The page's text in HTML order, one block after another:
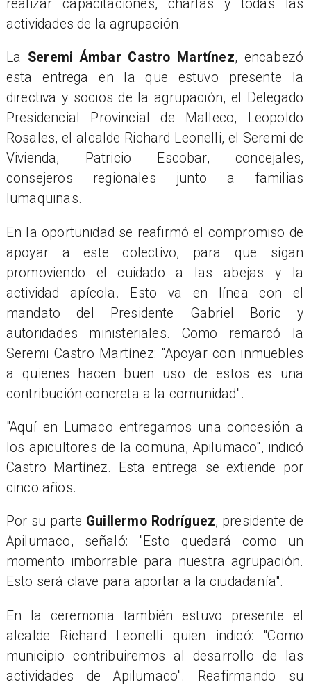
realizar capacitaciones, charlas y todas las
actividades de la agrupación.
La Seremi Ámbar Castro Martínez, encabezó
esta entrega en la que estuvo presente la
directiva y socios de la agrupación, el Delegado
Presidencial Provincial de Malleco, Leopoldo
Rosales, el alcalde Richard Leonelli, el Seremi de
Vivienda, Patricio Escobar, concejales,
consejeros regionales junto a familias
lumaquinas.
En la oportunidad se reafirmó el compromiso de
apoyar a este colectivo, para que sigan
promoviendo el cuidado a las abejas y la
actividad apícola. Esto va en línea con el
mandato del Presidente Gabriel Boric y
autoridades ministeriales. Como remarcó la
Seremi Castro Martínez: "Apoyar con inmuebles
a quienes hacen buen uso de estos es una
contribución concreta a la comunidad".
"Aquí en Lumaco entregamos una concesión a
los apicultores de la comuna, Apilumaco", indicó
Castro Martínez. Esta entrega se extiende por
cinco años.
Por su parte Guillermo Rodríguez, presidente de
Apilumaco, señaló: "Esto quedará como un
momento imborrable para nuestra agrupación.
Esto será clave para aportar a la ciudadanía".
En la ceremonia también estuvo presente el
alcalde Richard Leonelli quien indicó: "Como
municipio contribuiremos al desarrollo de las
actividades de Apilumaco". Reafirmando su